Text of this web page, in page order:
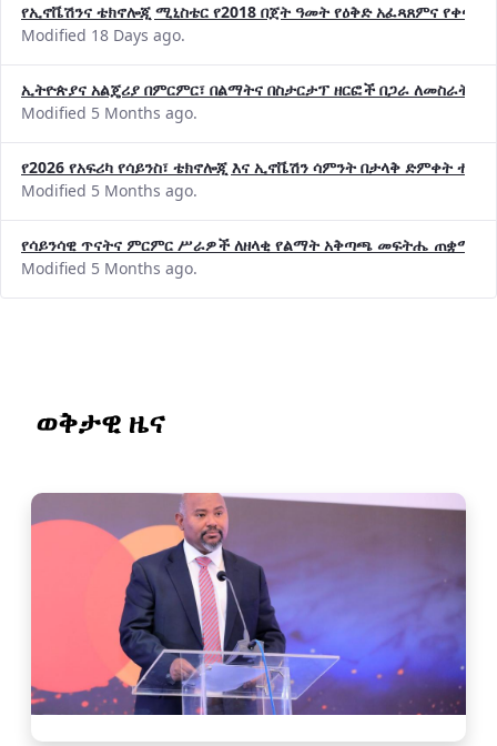
የኢኖቬሽንና ቴክኖሎጂ ሚኒስቴር የ2018 በጀት ዓመት የዕቅድ አፈጻጸምና
Modified 18 Days ago.
ኢትዮጵያና አልጄሪያ በምርምር፣ በልማትና በስታርታፕ ዘርፎች በጋራ ለመስራት
Modified 5 Months ago.
የ2026 የአፍሪካ የሳይንስ፣ ቴክኖሎጂ እና ኢኖቬሽን ሳምንት በታላቅ ድምቀት
Modified 5 Months ago.
የሳይንሳዊ ጥናትና ምርምር ሥራዎች ለዘላቂ የልማት አቅጣጫ መፍትሔ ጠቋሚ
Modified 5 Months ago.
ወቅታዊ ዜና